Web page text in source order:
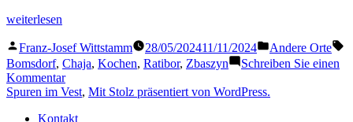
„Kochen
weiterlesen
Veröffentlicht
von
Franz-Josef Wittstamm 28/05/202411/11/2024
Veröffentlicht
in
Andere Orte
Bomsdorf, Chaja, Kochen, Ratibor, Zbaszyn
Schreiben Sie einen
Kommentarzu
Kochen
Spuren im Vest, Mit Stolz präsentiert von WordPress.
Kontakt